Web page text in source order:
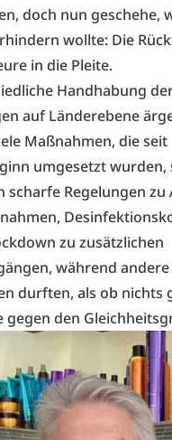
doch nun geschehe,
wollte: Die
in die Pleite.
Handhabung
auf Länderebene
Maßnahmen, die seit
umgesetzt wurden,
scharfe Regelungen zu
zu zusätzlichen
während
durften, als ob nichts
gegen den